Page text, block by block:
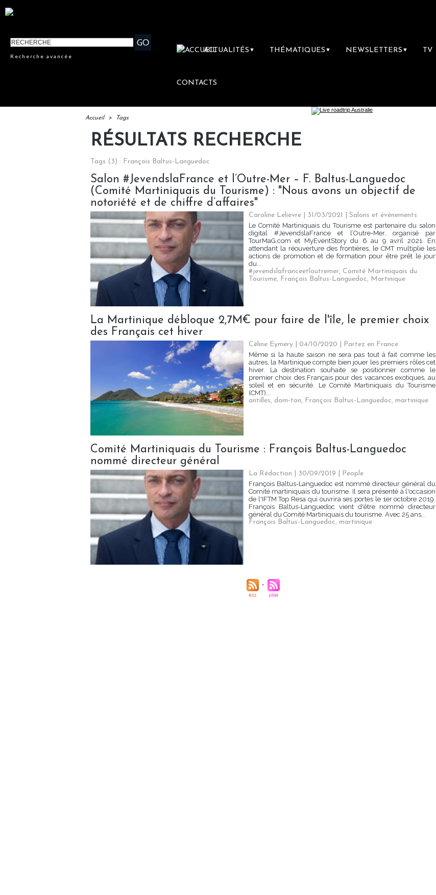
Recherche avancée
ACTUALITÉS ▼ THÉMATIQUES ▼ NEWSLETTERS ▼ TV
CONTACTS
Accueil > Tags
RÉSULTATS RECHERCHE
Tags (3) : François Baltus-Languedoc
Salon #JevendslaFrance et l’Outre-Mer – F. Baltus-Languedoc
(Comité Martiniquais du Tourisme) : "Nous avons un objectif de
notoriété et de chiffre d’affaires"
Caroline Lelievre | 31/03/2021
Salons et événements
Le Comité Martiniquais du Tourisme est partenaire du salon
digital #JevendslaFrance et l’Outre-Mer, organisé par
TourMaG.com et MyEventStory du 6 au 9 avril 2021. En
attendant la réouverture des frontières, le CMT multiplie les
actions de promotion et de formation pour être prêt le jour
du...
#jevendslafranceetloutremer, Comité Martiniquais du
Tourisme, François Baltus-Languedoc, Martinique
La Martinique débloque 2,7M€ pour faire de l'île, le premier choix
des Français cet hiver
Céline Eymery | 04/10/2020
Partez en France
Même si la haute saison ne sera pas tout à fait comme les
autres, la Martinique compte bien jouer les premiers rôles cet
hiver. La destination souhaite se positionner comme le
premier choix des Français pour des vacances exotiques, au
soleil et en sécurité. Le Comité Martiniquais du Tourisme
(CMT)...
antilles, dom-ton, François Baltus-Languedoc, martinique
Comité Martiniquais du Tourisme : François Baltus-Languedoc
nommé directeur général
La Rédaction | 30/09/2019
People
François Baltus-Languedoc est nommé directeur général du
Comité martiniquais du tourisme. Il sera présenté à l'occasion
de l'IFTM Top Resa qui ouvrira ses portes le 1er octobre 2019.
François Baltus-Languedoc vient d'être nommé directeur
général du Comité Martiniquais du tourisme. Avec 25 ans...
François Baltus-Languedoc, martinique